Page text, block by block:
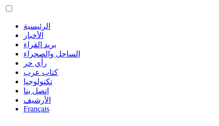
الرئيسية
الأخبار
بريد القراء
الساحل والصحراء
رأي حر
كتاب عرب
تكنولوجيا
اتصل بنا
الأرشيف
Français